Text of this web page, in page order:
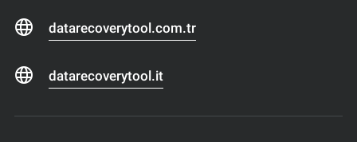
datarecoverytool.com.tr
datarecoverytool.it